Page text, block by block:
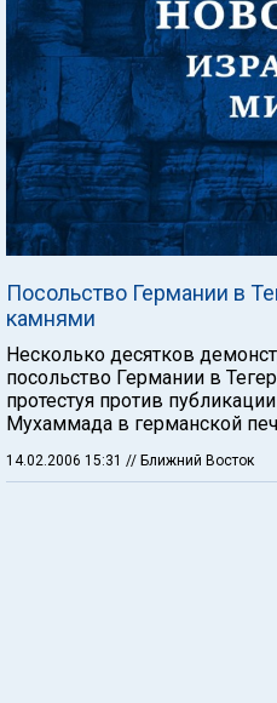
Посольство Германии в
камнями
Несколько десятков
посольство Германии в
протестуя против
Мухаммада в германской
14.02.2006 15:31 // Ближний Восток